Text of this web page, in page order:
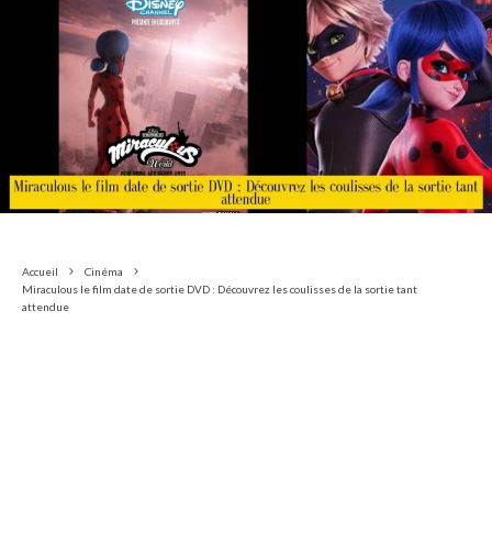
Accueil
Cinéma
Miraculous le film date de sortie DVD : Découvrez les coulisses de la sortie tant
attendue